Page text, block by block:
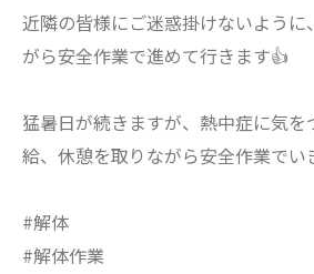
近隣の皆様にご迷惑掛けないように
がら安全作業で進めて行きます👍
猛暑日が続きますが、熱中症に気
給、休憩を取りながら安全作業でい
#解体
#解体作業